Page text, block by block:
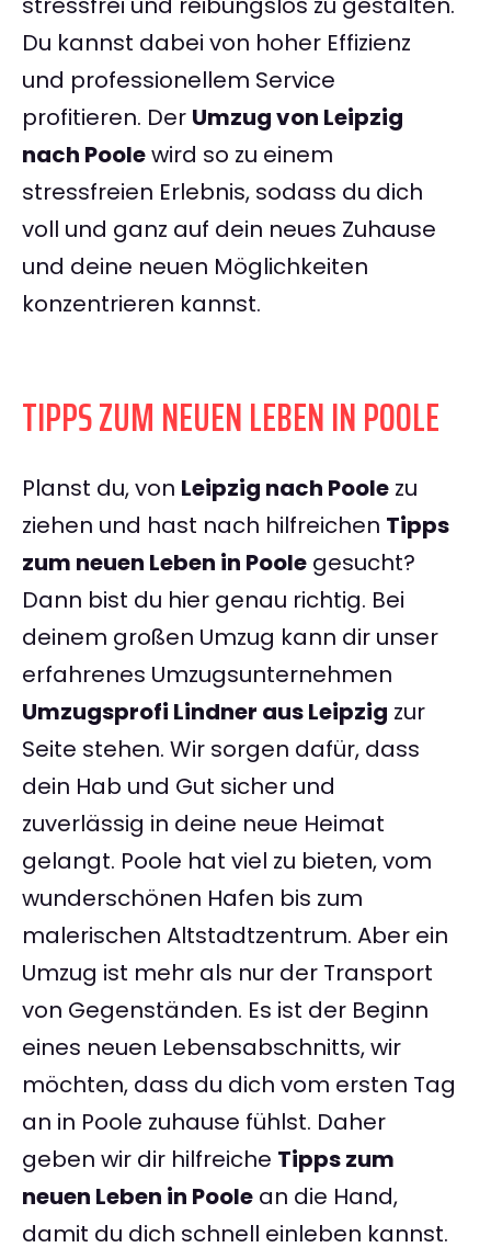
Du kannst dabei von hoher Effizienz
und professionellem Service
profitieren. Der Umzug von Leipzig
nach Poolewird so zu einem
stressfreien Erlebnis, sodass du dich
voll und ganz auf dein neues Zuhause
und deine neuen Möglichkeiten
konzentrieren kannst.
TIPPS ZUM NEUEN LEBEN IN POOLE
Planst du, von Leipzig nach Poole zu
ziehen und hast nach hilfreichen Tipps
zum neuen Leben in Poole gesucht?
Dann bist du hier genau richtig. Bei
deinem großen Umzug kann dir unser
erfahrenes Umzugsunternehmen
Umzugsprofi Lindner aus Leipzig zur
Seite stehen. Wir sorgen dafür, dass
dein Hab und Gut sicher und
zuverlässig in deine neue Heimat
gelangt. Poole hat viel zu bieten, vom
wunderschönen Hafen bis zum
malerischen Altstadtzentrum. Aber ein
Umzug ist mehr als nur der Transport
von Gegenständen. Es ist der Beginn
eines neuen Lebensabschnitts, wir
möchten, dass du dich vom ersten Tag
an in Poole zuhause fühlst. Daher
geben wir dir hilfreiche Tipps zum
neuen Leben in Poole an die Hand,
damit du dich schnell einleben kannst.